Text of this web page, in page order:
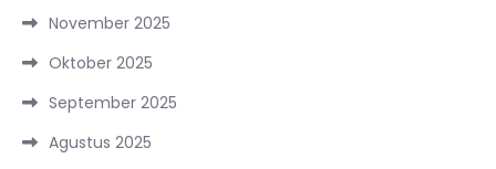
November 2025
Oktober 2025
September 2025
Agustus 2025